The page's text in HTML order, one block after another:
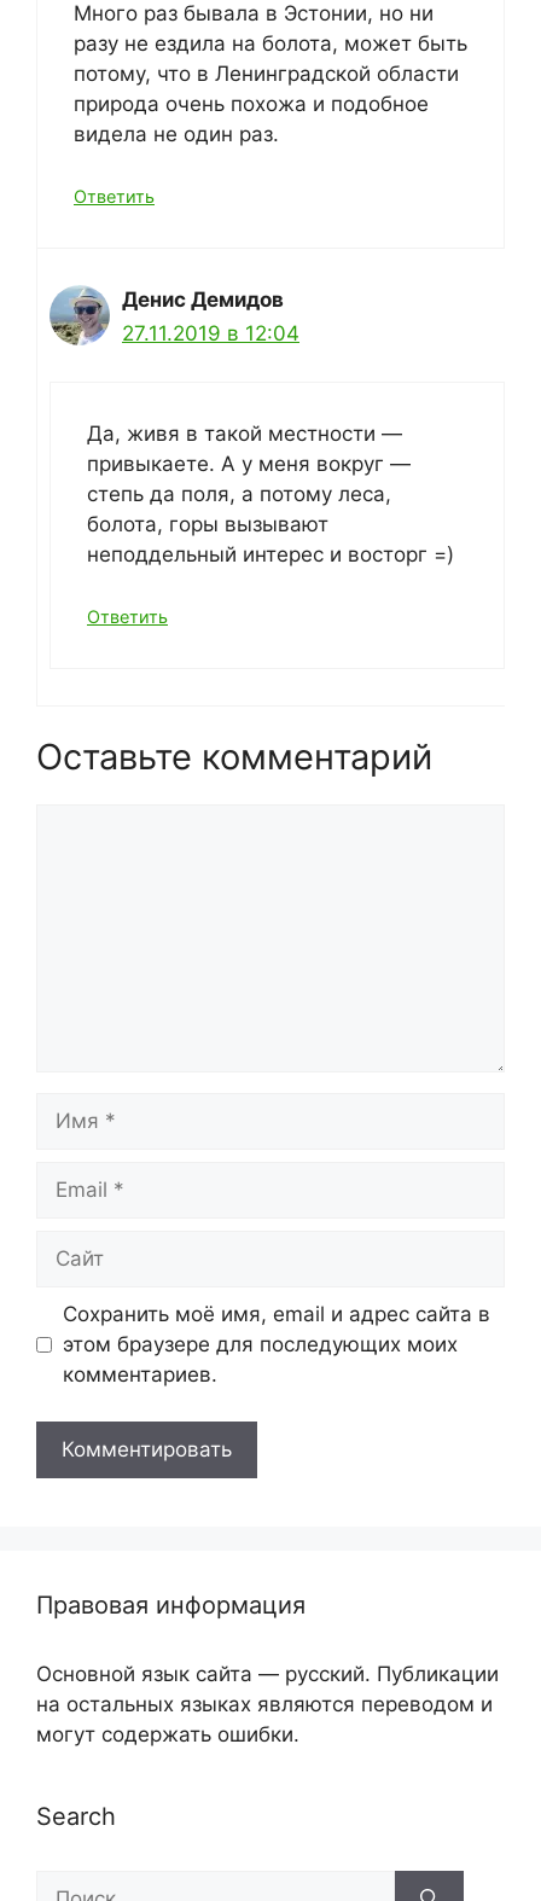
Много раз бывала в Эстонии, но ни
разу не ездила на болота, может быть
потому, что в Ленинградской области
природа очень похожа и подобное
видела не один раз.
Ответить
Денис Демидов
27.11.2019 в 12:04
Да, живя в такой местности —
привыкаете. А у меня вокруг —
степь да поля, а потому леса,
болота, горы вызывают
неподдельный интерес и восторг =)
Ответить
Оставьте комментарий
Имя
Email
Сайт
Сохранить моё имя, email и адрес сайта в
этом браузере для последующих моих
комментариев.
Правовая информация
Основной язык сайта — русский. Публикации
на остальных языках являются переводом и
могут содержать ошибки.
Search